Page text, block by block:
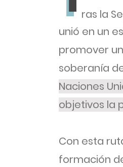
ras la
unió en un
promover
soberanía
Naciones
objetivos la
Con esta
formación